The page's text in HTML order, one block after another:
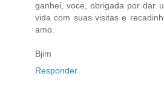
ganhei, voce, obrigada por dar
vida com suas visitas e
amo.
Bjim
Responder